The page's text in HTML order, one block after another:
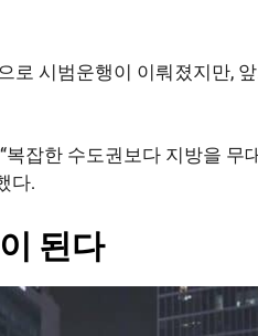
시범운행이 이뤄졌지만,
잡한 수도권보다 지방을
다.
된다